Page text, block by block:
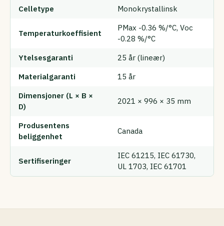
Celletype
Monokrystallinsk
Temperaturkoeffisient
PMax -0.36 %/°C, Voc
-0.28 %/°C
Ytelsesgaranti
25 år (lineær)
Materialgaranti
15 år
Dimensjoner (L × B ×
D)
2021 × 996 × 35 mm
Produsentens
beliggenhet
Canada
Sertifiseringer
IEC 61215, IEC 61730,
UL 1703, IEC 61701